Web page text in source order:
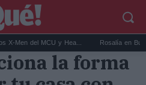
del MCU y Hea... Rosalía en
la forma